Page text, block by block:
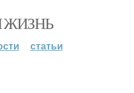
ЖИЗНЬ
статьи